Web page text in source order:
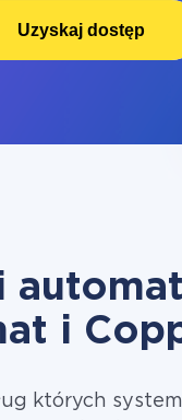
Uzyskaj dostęp
i
których system